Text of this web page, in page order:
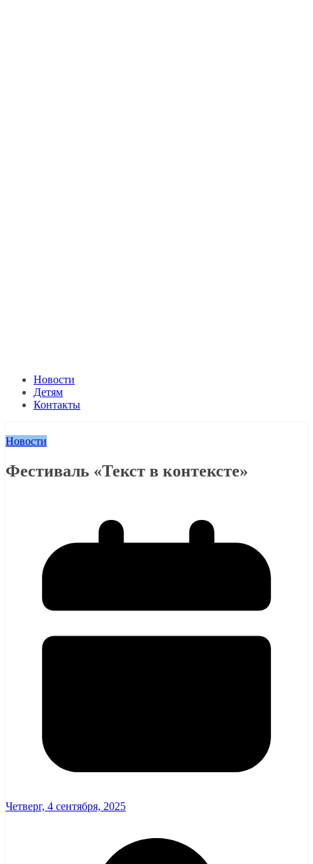
Новости
Детям
Контакты
Новости
Фестиваль «Текст в контексте»
Четверг, 4 сентября, 2025